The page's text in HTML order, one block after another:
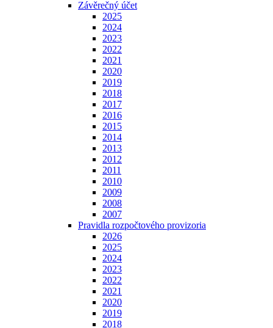
Závěrečný účet
2025
2024
2023
2022
2021
2020
2019
2018
2017
2016
2015
2014
2013
2012
2011
2010
2009
2008
2007
Pravidla rozpočtového provizoria
2026
2025
2024
2023
2022
2021
2020
2019
2018